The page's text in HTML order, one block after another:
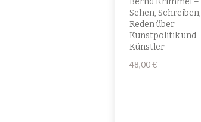
Sehen, Schreiben,
Reden über
Kunstpolitik und
Künstler
48,00€